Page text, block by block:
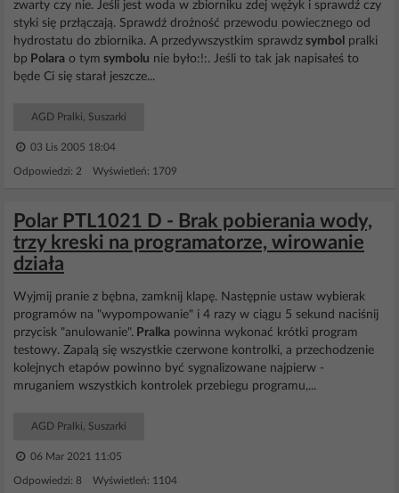
zwarty czy nie. Jeśli jest woda w zbiorniku zdej wężyk i sprawdź czy
styki się przłączają. Sprawdź drożność przewodu powiecznego od
hydrostatu do zbiornika. A przedywszystkim sprawdz symbol pralki
bp Polara o tym symbolu nie było:!:. Jeśli to tak jak napisałeś to
będe Ci się starał jeszcze...
AGD Pralki, Suszarki
03 Lis 2005 18:04
Odpowiedzi: 2 Wyświetleń: 1709
Polar PTL1021 D - Brak pobierania wody,
trzy kreski na programatorze, wirowanie
działa
Wyjmij pranie z bębna, zamknij klapę. Następnie ustaw wybierak
programów na "wypompowanie" i 4 razy w ciągu 5 sekund naciśnij
przycisk "anulowanie". Pralka powinna wykonać krótki program
testowy. Zapalą się wszystkie czerwone kontrolki, a przechodzenie
kolejnych etapów powinno być sygnalizowane najpierw -
mruganiem wszystkich kontrolek przebiegu programu,...
AGD Pralki, Suszarki
06 Mar 2021 11:05
Odpowiedzi: 8 Wyświetleń: 1104